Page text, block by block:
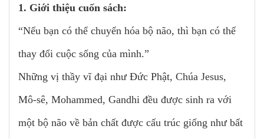
1. Giới thiệu cuốn sách:
“Nếu bạn có thể chuyển hóa bộ não, thì bạn có thể
thay đổi cuộc sống của mình.”
Những vị thầy vĩ đại như Đức Phật, Chúa Jesus,
Mô-sê, Mohammed, Gandhi đều được sinh ra với
một bộ não về bản chất được cấu trúc giống như bất